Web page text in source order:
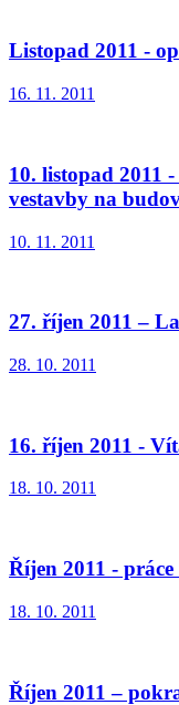
Listopad 2011 -
16. 11. 2011
10. listopad 2011
vestavby na
10. 11. 2011
27. říjen 2011 –
28. 10. 2011
16. říjen 2011 -
18. 10. 2011
Říjen 2011 -
18. 10. 2011
Říjen 2011 –